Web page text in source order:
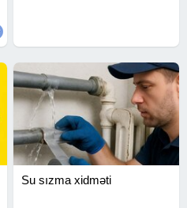
Su sızma xidməti